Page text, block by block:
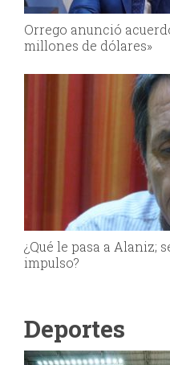
Orrego anunció
millones de dólares»
¿Qué le pasa a Alaniz;
impulso?
Deportes